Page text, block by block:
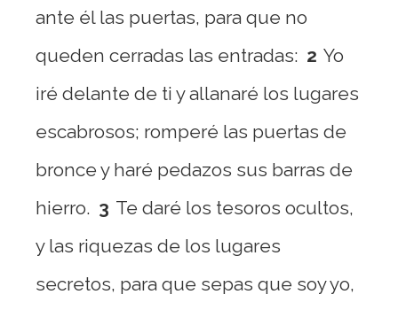
ante él las puertas, para que no
queden cerradas las entradas: 2 Yo
iré delante de ti y allanaré los lugares
escabrosos; romperé las puertas de
bronce y haré pedazos sus barras de
hierro. 3 Te daré los tesoros ocultos,
y las riquezas de los lugares
secretos, para que sepas que soy yo,